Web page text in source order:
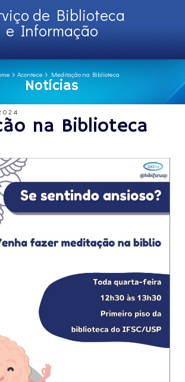
de Biblioteca
e Informação
Acontece Meditação na Biblioteca
Notícias
na Biblioteca